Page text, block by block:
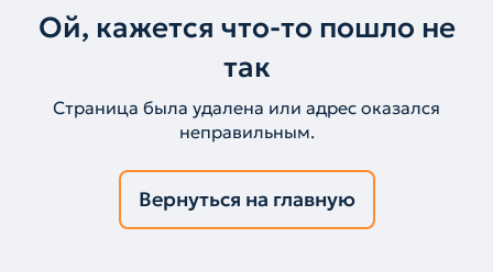
Ой, кажется что-то пошло не
так
Страница была удалена или адрес оказался
неправильным.
Вернуться на главную